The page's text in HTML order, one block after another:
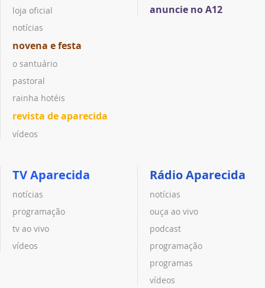
loja oficial
notícias
novena e festa
o santuário
pastoral
rainha hotéis
revista de aparecida
vídeos
anuncie no A12
TV Aparecida
notícias
programação
tv ao vivo
vídeos
Rádio Aparecida
notícias
ouça ao vivo
podcast
programação
programas
vídeos